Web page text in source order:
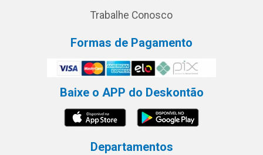
Trabalhe Conosco
Formas de Pagamento
Baixe o APP do Deskontão
Departamentos